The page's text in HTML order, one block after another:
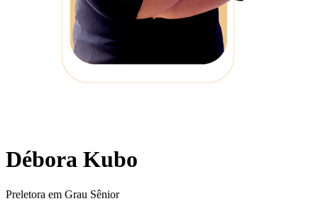
Débora Kubo
Preletora em Grau Sênior